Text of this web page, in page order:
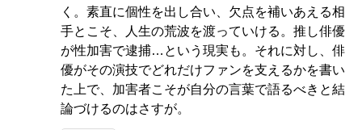
く。素直に個性を出し合い、欠点を補いあえる相
手とこそ、人生の荒波を渡っていける。推し俳優
が性加害で逮捕…という現実も。それに対し、俳
優がその演技でどれだけファンを支えるかを書い
た上で、加害者こそが自分の言葉で語るべきと結
論づけるのはさすが。